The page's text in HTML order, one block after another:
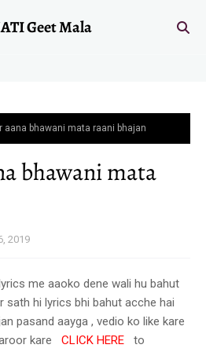
Geet Mala
aana bhawani mata raani bhajan
bhawani mata
2019
me aaoko dene wali hu bahut
sath hi lyrics bhi bahut acche hai
pasand aayga , vedio ko like kare
kare CLICK HERE to